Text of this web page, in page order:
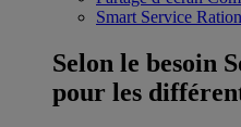
Smart Service
Selon le besoin
pour les